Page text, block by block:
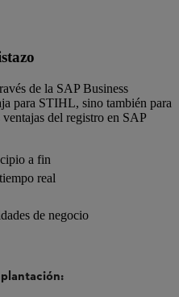
de la SAP Business
para STIHL, sino también para
del registro en SAP
a fin
real
de negocio